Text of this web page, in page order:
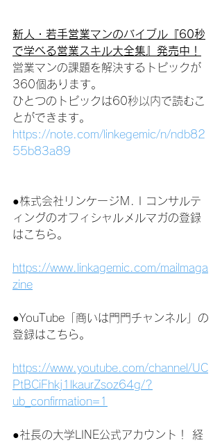
新人・若手営業マンのバイブル『60秒
で学べる営業スキル大全集』発売中！
営業マンの課題を解決するトピックが
360個あります。
ひとつのトピックは60秒以内で読むこ
とができます。
https://note.com/linkegemic/n/ndb82
55b83a89
●株式会社リンケージＭ.Ｉコンサルテ
ィングのオフィシャルメルマガの登録
はこちら。
https://www.linkagemic.com/mailmaga
zine
●YouTube「商いは門門チャンネル」の
登録はこちら。
https://www.youtube.com/channel/UC
PtBCiFhkj1lkaurZsoz64g/?
ub_confirmation=1
●社長の大学LINE公式アカウント！ 経